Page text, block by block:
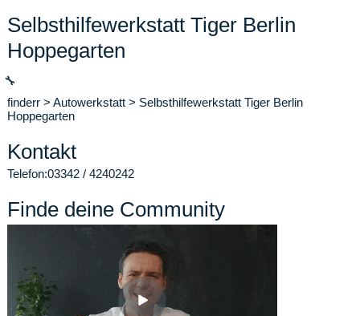
Selbsthilfewerkstatt Tiger Berlin
Hoppegarten
🔧
finderr > Autowerkstatt > Selbsthilfewerkstatt Tiger Berlin
Hoppegarten
Kontakt
Telefon:03342 / 4240242
Finde deine Community